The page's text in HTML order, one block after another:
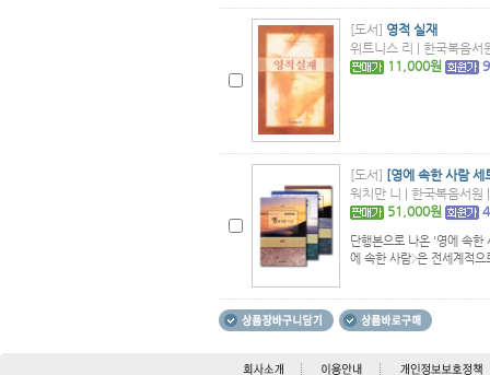
[도서] 영적 실재
위트니스 리 | 한국복음
11,000원
[도서] [영에 속한 사람 세
워치만 니 | 한국복음서
51,000원
단행본으로 나온 '영에
에 속한 사람〉은 전세계적